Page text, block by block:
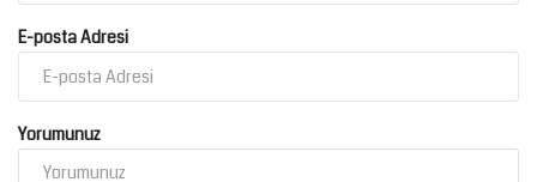
E-posta Adresi
Yorumunuz